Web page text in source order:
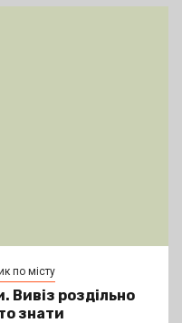
по місту
Вивіз роздільно
знати